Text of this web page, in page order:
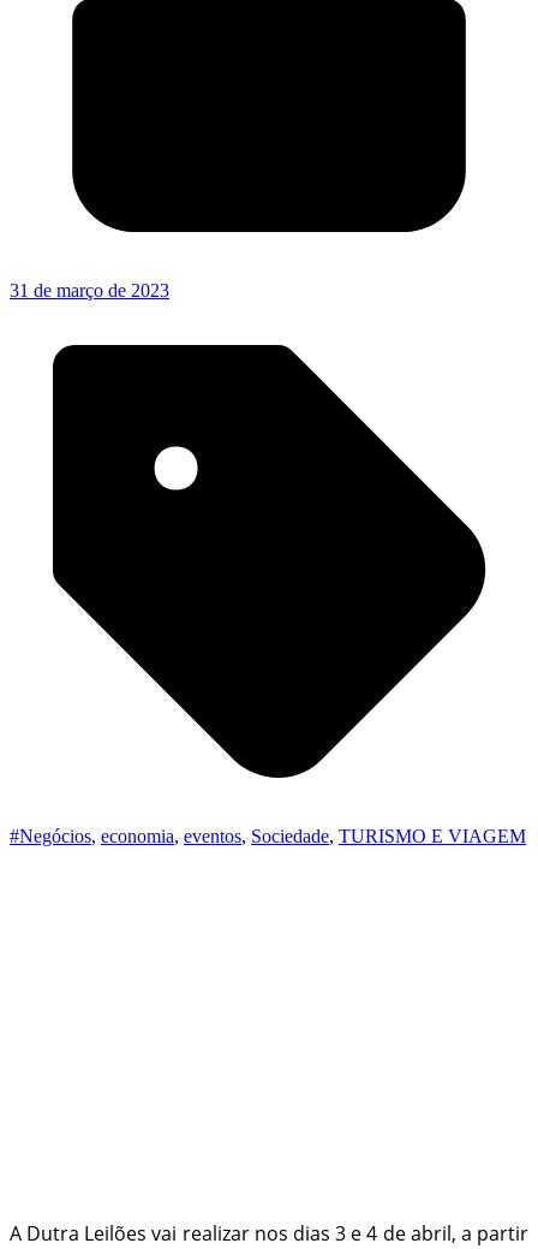
31 de março de 2023
#Negócios, economia, eventos, Sociedade, TURISMO E VIAGEM
A Dutra Leilões vai realizar nos dias 3 e 4 de abril, a partir